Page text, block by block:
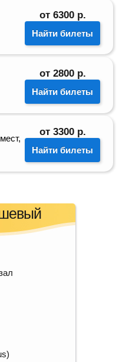
от 6300 р.
Найти билеты
от 2800 р.
Найти билеты
от 3300 р.
Найти билеты